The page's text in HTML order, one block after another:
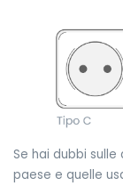
Se hai dubbi
paese e quelle